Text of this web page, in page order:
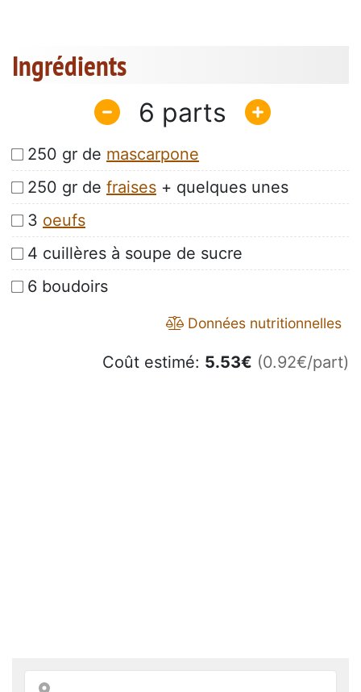
Ingrédients
6
250 gr de mascarpone
250 gr de fraises + quelques unes
3 oeufs
4 cuillères à soupe de sucre
6 boudoirs
Données nutritionnelles
Coût estimé: 5.53€ (0.92€/part)